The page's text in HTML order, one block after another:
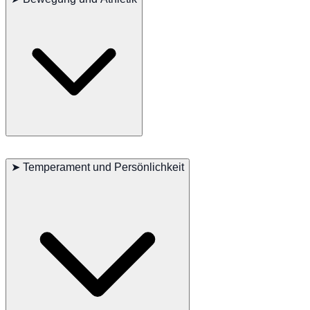
verspielten Bewegungen bekannt sind. Sie haben einen leichten und
auf ihren Hinterbeinen stehen und mit den Vorderpfoten winken.
➤ Temperament und Persönlichkeit